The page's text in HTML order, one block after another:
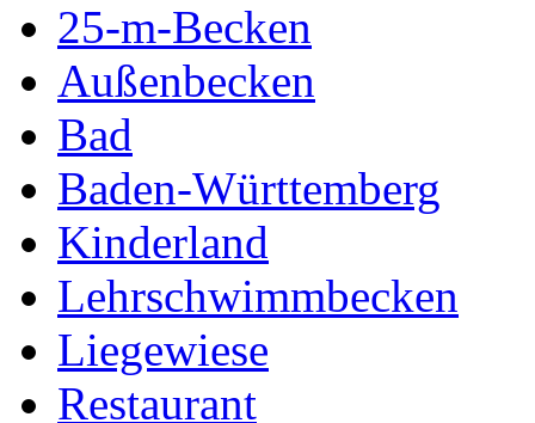
25-m-Becken
Außenbecken
Bad
Baden-Württemberg
Kinderland
Lehrschwimmbecken
Liegewiese
Restaurant